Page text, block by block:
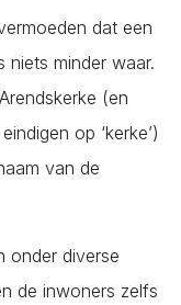
dat een
niets minder waar.
(en
op ‘kerke’)
van de
onder diverse
de inwoners zelfs